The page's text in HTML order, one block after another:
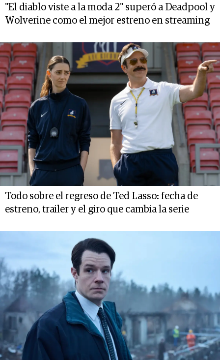
"El diablo viste a la moda 2" superó a Deadpool y
Wolverine como el mejor estreno en streaming
Todo sobre el regreso de Ted Lasso: fecha de
estreno, trailer y el giro que cambia la serie